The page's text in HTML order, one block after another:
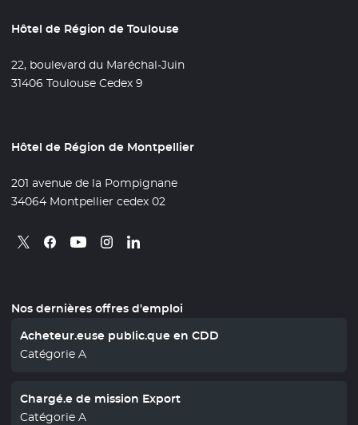
Hôtel de Région de Toulouse
22, boulevard du Maréchal-Juin
31406 Toulouse Cedex 9
Hôtel de Région de Montpellier
201 avenue de la Pompignane
34064 Montpellier cedex 02
Retrouvez nous sur X
- Nouvelle fenêtre
Retrouvez nous sur Facebook
- Nouvelle fenêtre
Retrouvez nous sur Youtube
- Nouvelle fenêtre
Retrouvez nous sur Instagram
- Nouvelle fenêtre
Retrouvez nous sur Linkedin
- Nouvelle fenêtre
Nos dernières offres d'emploi
Acheteur.euse public.que en CDD
Catégorie A
Chargé.e de mission Export
Catégorie A